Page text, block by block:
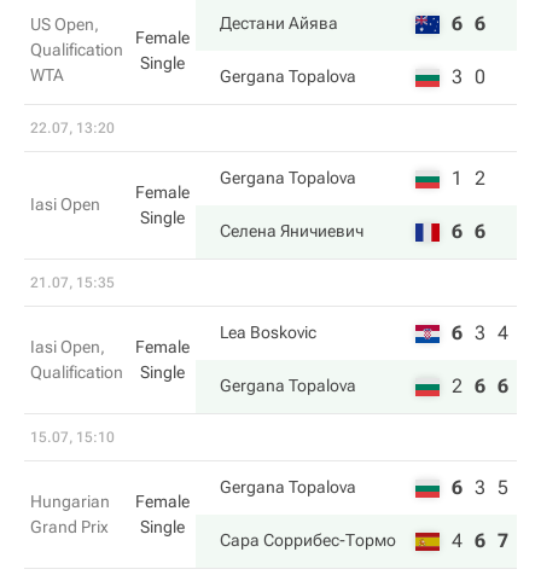
US Open,
Qualification
WTA
Female
Single
Дестани Айява 6 6
Gergana Topalova 3 0
22.07, 13:20
Iasi Open
Female
Single
Gergana Topalova 1 2
Селена Яничиевич 6 6
21.07, 15:35
Iasi Open,
Qualification
Female
Single
Lea Boskovic 6 3 4
Gergana Topalova 2 6 6
15.07, 15:10
Hungarian
Grand Prix
Female
Single
Gergana Topalova 6 3 5
Сара Соррибес-Тормо 4 6 7